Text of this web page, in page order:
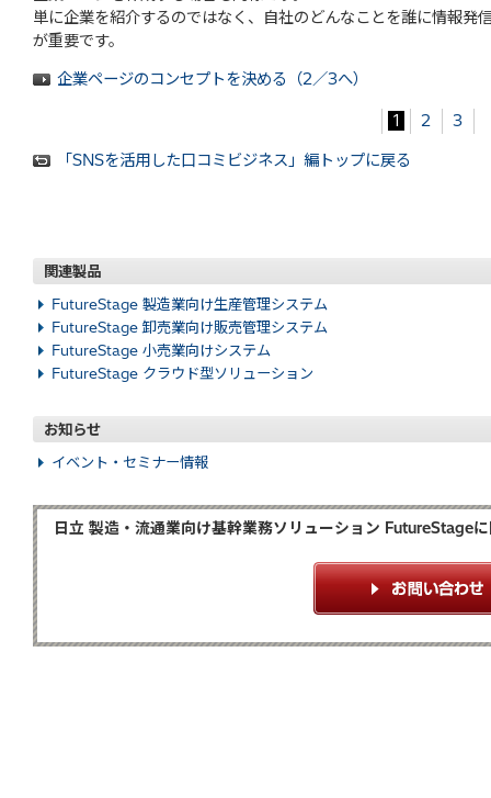
単に企業を紹介するのではなく、自社のどんなことを誰に情報発
が重要です。
企業ページのコンセプトを決める（2／3へ）
1 2
3
「SNSを活用した口コミビジネス」編トップに戻る
関連製品
FutureStage 製造業向け生産管理システム
FutureStage 卸売業向け販売管理システム
FutureStage 小売業向けシステム
FutureStage クラウド型ソリューション
お知らせ
イベント・セミナー情報
日立 製造・流通業向け基幹業務ソリューション FutureStage